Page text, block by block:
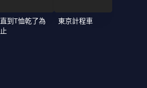
直到T恤乾了為
止
東京計程車